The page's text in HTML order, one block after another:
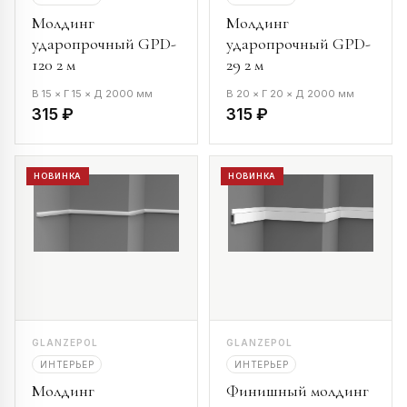
Молдинг
ударопрочный GPD-
120 2 м
В 15 × Г 15 × Д 2000 мм
315 ₽
Молдинг
ударопрочный GPD-
29 2 м
В 20 × Г 20 × Д 2000 мм
315 ₽
НОВИНКА
GLANZEPOL
ИНТЕРЬЕР
Молдинг
НОВИНКА
GLANZEPOL
ИНТЕРЬЕР
Финишный молдинг